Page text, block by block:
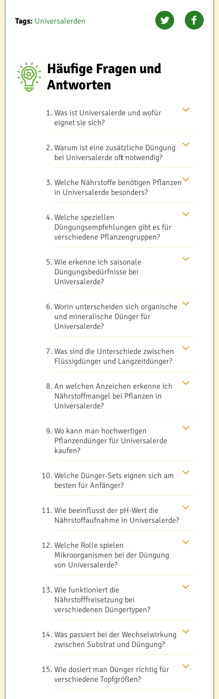
Tags: Universalerden
Häufige Fragen und
Antworten
Was ist Universalerde und wofür
eignet sie sich?
Warum ist eine zusätzliche Düngung
bei Universalerde oft notwendig?
Welche Nährstoffe benötigen Pflanzen
in Universalerde besonders?
Welche speziellen
Düngungsempfehlungen gibt es für
verschiedene Pflanzengruppen?
Wie erkenne ich saisonale
Düngungsbedürfnisse bei
Universalerde?
Worin unterscheiden sich organische
und mineralische Dünger für
Universalerde?
Was sind die Unterschiede zwischen
Flüssigdünger und Langzeitdünger?
An welchen Anzeichen erkenne ich
Nährstoffmangel bei Pflanzen in
Universalerde?
Wo kann man hochwertigen
Pflanzendünger für Universalerde
kaufen?
Welche Dünger-Sets eignen sich am
besten für Anfänger?
Wie beeinflusst der pH-Wert die
Nährstoffaufnahme in Universalerde?
Welche Rolle spielen
Mikroorganismen bei der Düngung
von Universalerde?
Wie funktioniert die
Nährstofffreisetzung bei
verschiedenen Düngertypen?
Was passiert bei der Wechselwirkung
zwischen Substrat und Düngung?
Wie dosiert man Dünger richtig für
verschiedene Topfgrößen?